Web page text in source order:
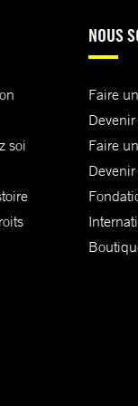
soi
NOUS
Faire
Faire